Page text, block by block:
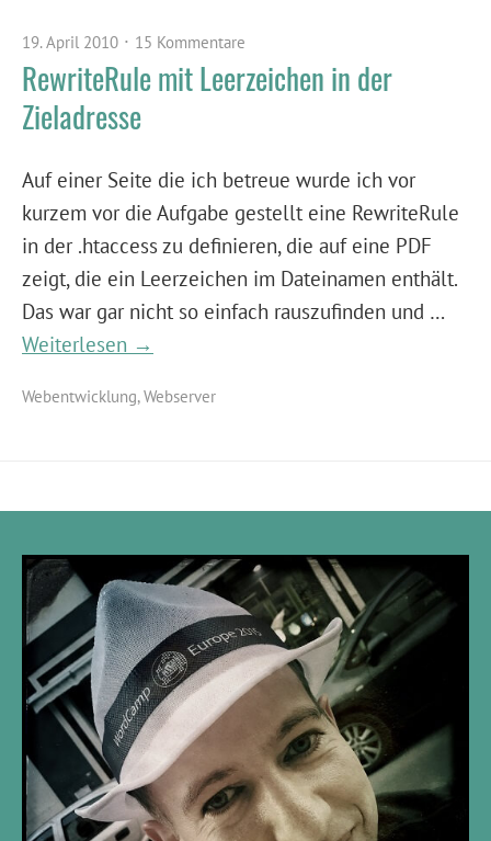
19. April 2010 15 Kommentare
RewriteRule mit Leerzeichen in der
Zieladresse
Auf einer Seite die ich betreue wurde ich vor
kurzem vor die Aufgabe gestellt eine RewriteRule
in der .htaccess zu definieren, die auf eine PDF
zeigt, die ein Leerzeichen im Dateinamen enthält.
Das war gar nicht so einfach rauszufinden und …
Weiterlesen →
Webentwicklung,Webserver